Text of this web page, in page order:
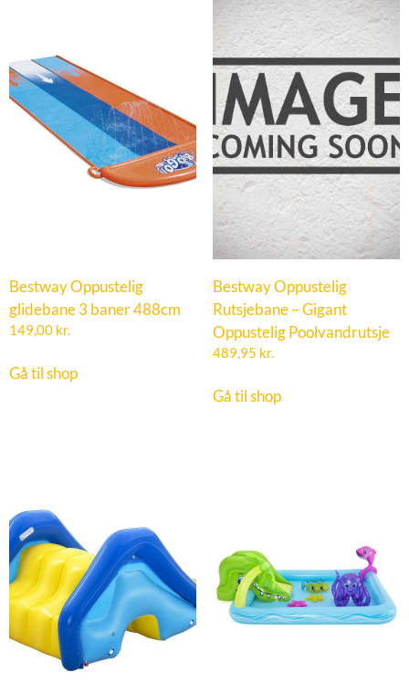
Bestway Oppustelig
glidebane 3 baner 488cm
149,00 kr.
Gå til shop
Bestway Oppustelig
Rutsjebane – Gigant
Oppustelig Poolvandrutsje
489,95 kr.
Gå til shop